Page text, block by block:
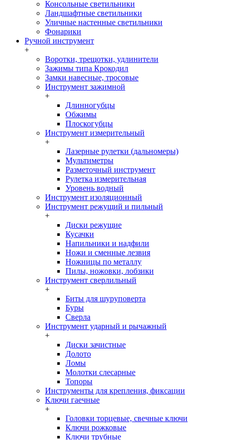
Консольные светильники
Ландшафтные светильники
Уличные настенные светильники
Фонарики
Ручной инструмент
+
Воротки, трещотки, удлинители
Зажимы типа Крокодил
Замки навесные, тросовые
Инструмент зажимной
+
Длинногубцы
Обжимы
Плоскогубцы
Инструмент измерительный
+
Лазерные рулетки (дальномеры)
Мультиметры
Разметочный инструмент
Рулетка измерительная
Уровень водный
Инструмент изоляционный
Инструмент режущий и пильный
+
Диски режущие
Кусачки
Напильники и надфили
Ножи и сменные лезвия
Ножницы по металлу
Пилы, ножовки, лобзики
Инструмент сверлильный
+
Биты для шуруповерта
Буры
Сверла
Инструмент ударный и рычажный
+
Диски зачистные
Долото
Ломы
Молотки слесарные
Топоры
Инструменты для крепления, фиксации
Ключи гаечные
+
Головки торцевые, свечные ключи
Ключи рожковые
Ключи трубные